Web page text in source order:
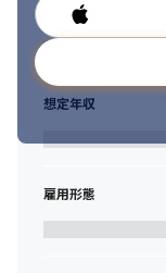
勤務時間
想定年収
雇用形態